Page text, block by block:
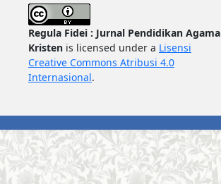
Regula Fidei : Jurnal Pendidikan Agama
Kristen is licensed under a Lisensi
Creative Commons Atribusi 4.0
Internasional.